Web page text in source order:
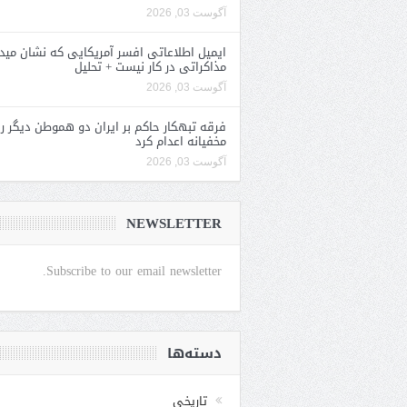
آگوست 03, 2026
ایمیل اطلاعاتی افسر آمریکایی که نشان
مذاکراتی در کار نیست + تحلیل
آگوست 03, 2026
فرقه تبهکار حاکم بر ایران دو هموطن دیگر
مخفیانه اعدام کرد
آگوست 03, 2026
NEWSLETTER
Subscribe to our email newsletter.
دسته‌ها
تاریخی